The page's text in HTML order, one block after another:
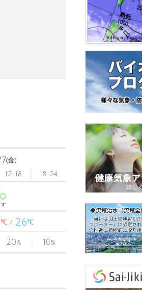
(金)
12-18 18-24
ず
℃ 26℃
20% 10%